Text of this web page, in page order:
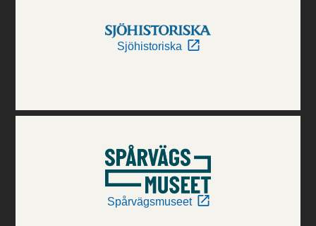
Sjöhistoriska
Spårvägsmuseet